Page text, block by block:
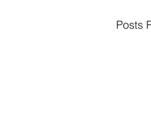
Posts